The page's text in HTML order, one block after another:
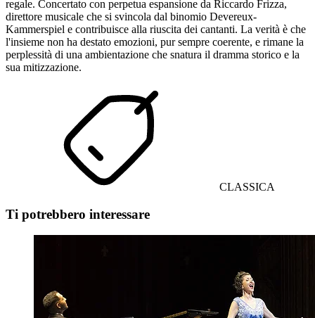
regale. Concertato con perpetua espansione da Riccardo Frizza,
direttore musicale che si svincola dal binomio Devereux-
Kammerspiel e contribuisce alla riuscita dei cantanti. La verità è che
l'insieme non ha destato emozioni, pur sempre coerente, e rimane la
perplessità di una ambientazione che snatura il dramma storico e la
sua mitizzazione.
CLASSICA
Ti potrebbero interessare